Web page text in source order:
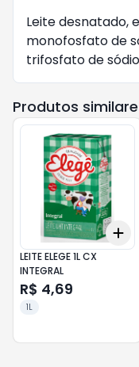
Leite desnatado,
monofosfato de
trifosfato de
Produtos
Add
LEITE ELEGE 1L CX
INTEGRAL
R$ 4,69
1L